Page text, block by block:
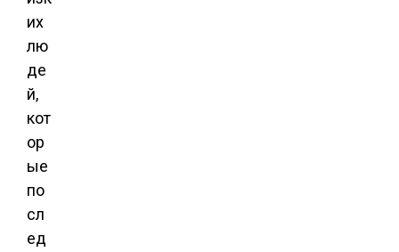
их
лю
де
й,
кот
ор
ые
по
сл
ед